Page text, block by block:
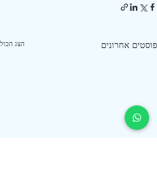
פוסטים אחרונים הצג הכול